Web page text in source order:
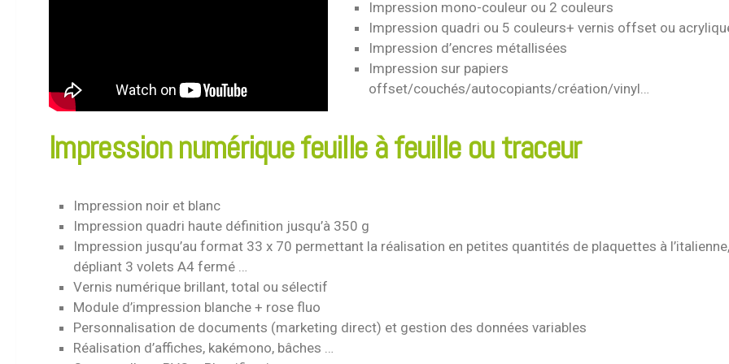
Impression mono-couleur ou 2 couleurs
Impression quadri ou 5 couleurs+ vernis offset ou
Impression d’encres métallisées
Impression sur papiers
offset/couchés/autocopiants/création/vinyl…
Impression numérique feuille à feuille ou traceur
Impression noir et blanc
Impression quadri haute définition jusqu’à 350 g
Impression jusqu’au format 33 x 70 permettant la réalisation en petites quantités de plaquettes à l’italienne,
dépliant 3 volets A4 fermé …
Vernis numérique brillant, total ou sélectif
Module d’impression blanche + rose fluo
Personnalisation de documents (marketing direct) et gestion des données variables
Réalisation d’affiches, kakémono, bâches …